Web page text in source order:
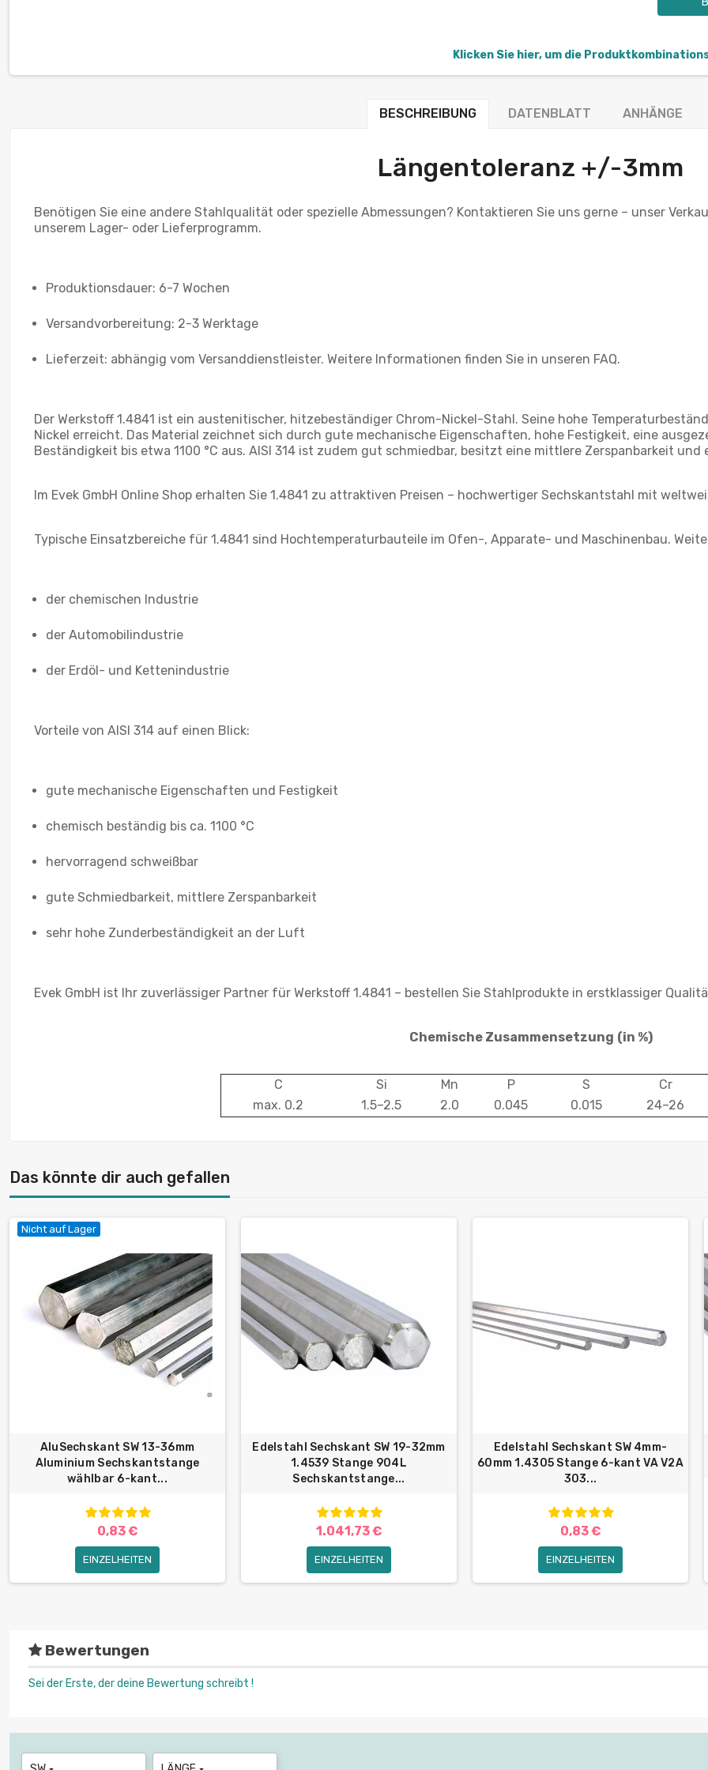
Klicken Sie hier, um die
BESCHREIBUNG DATENBLATT ANHÄNGE
Längentoleranz +/-3mm
Benötigen Sie eine andere Stahlqualität oder spezielle Abmessungen? Kontaktieren Sie uns gerne – unser
unserem Lager- oder Lieferprogramm.
Produktionsdauer: 6-7 Wochen
Versandvorbereitung: 2-3 Werktage
Lieferzeit: abhängig vom Versanddienstleister. Weitere Informationen finden Sie in unseren FAQ.
Der Werkstoff 1.4841 ist ein austenitischer, hitzebeständiger Chrom-Nickel-Stahl. Seine hohe
Nickel erreicht. Das Material zeichnet sich durch gute mechanische Eigenschaften, hohe Festigkeit, eine
Beständigkeit bis etwa 1100 °C aus. AISI 314 ist zudem gut schmiedbar, besitzt eine mittlere Zerspanbarkeit
Im Evek GmbH Online Shop erhalten Sie 1.4841 zu attraktiven Preisen – hochwertiger Sechskantstahl mit
Typische Einsatzbereiche für 1.4841 sind Hochtemperaturbauteile im Ofen-, Apparate- und Maschinenbau.
der chemischen Industrie
der Automobilindustrie
der Erdöl- und Kettenindustrie
Vorteile von AISI 314 auf einen Blick:
gute mechanische Eigenschaften und Festigkeit
chemisch beständig bis ca. 1100 °C
hervorragend schweißbar
gute Schmiedbarkeit, mittlere Zerspanbarkeit
sehr hohe Zunderbeständigkeit an der Luft
Evek GmbH ist Ihr zuverlässiger Partner für Werkstoff 1.4841 – bestellen Sie Stahlprodukte in erstklassiger
Chemische Zusammensetzung (in %)
C Si Mn P S
Cr
max. 0.2
1.5–2.5 2.0 0.045 0.015 24–26
Das könnte dir auch gefallen
Nicht auf Lager
AluSechskant SW 13-36mm
Aluminium Sechskantstange
wählbar 6-kant...
0,83 €
EINZELHEITEN
Edelstahl Sechskant SW 19-32mm
1.4539 Stange 904L
Sechskantstange...
1.041,73 €
EINZELHEITEN
Edelstahl Sechskant SW 4mm-
60mm 1.4305 Stange 6-kant VA V2A
303...
0,83 €
EINZELHEITEN
Bewertungen
Sei der Erste, der deine Bewertung schreibt !